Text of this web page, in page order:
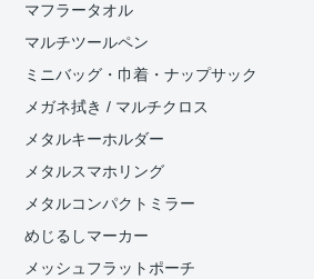
マフラータオル
マルチツールペン
ミニバッグ・巾着・ナップサック
メガネ拭き / マルチクロス
メタルキーホルダー
メタルスマホリング
メタルコンパクトミラー
めじるしマーカー
メッシュフラットポーチ